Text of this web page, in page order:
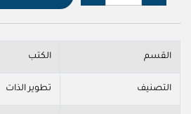
القسم الكتب
التصنيف تطوير الذات